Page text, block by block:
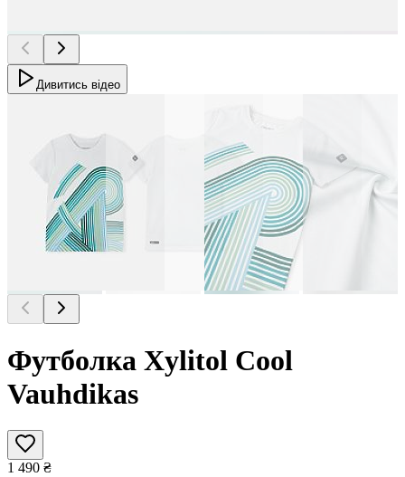
Дивитись відео
Футболка Xylitol Cool
Vauhdikas
1 490 ₴